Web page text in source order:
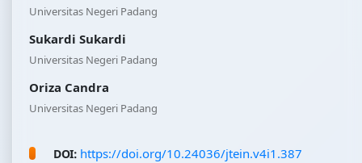
Universitas Negeri Padang
Sukardi Sukardi
Universitas Negeri Padang
Oriza Candra
Universitas Negeri Padang
DOI: https://doi.org/10.24036/jtein.v4i1.387